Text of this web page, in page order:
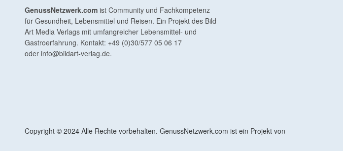
GenussNetzwerk.com ist Community und Fachkompetenz
für Gesundheit, Lebensmittel und Reisen. Ein Projekt des Bild
Art Media Verlags mit umfangreicher Lebensmittel- und
Gastroerfahrung. Kontakt: +49 (0)30/577 05 06 17
oder info@bildart-verlag.de.
Copyright © 2024 Alle Rechte vorbehalten. GenussNetzwerk.com ist ein Projekt von